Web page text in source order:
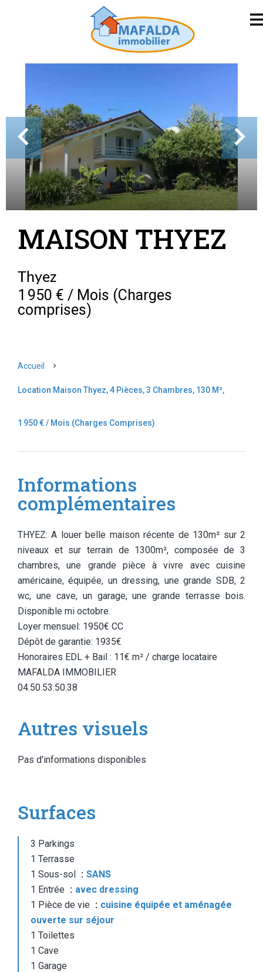
MAISON THYEZ
Thyez
1 950 € / Mois (Charges
comprises)
Accueil
Location Maison Thyez, 4 Pièces, 3 Chambres, 130 M²,
1 950 € / Mois (Charges Comprises)
Informations
complémentaires
THYEZ: A louer belle maison récente de 130m² sur 2
niveaux et sur terrain de 1300m², composée de 3
chambres, une grande pièce à vivre avec cuisine
américaine, équipée, un dressing, une grande SDB, 2
wc, une cave, un garage, une grande terrasse bois.
Disponible mi octobre.
Loyer mensuel: 1950€ CC
Dépôt de garantie: 1935€
Honoraires EDL + Bail : 11€ m² / charge locataire
MAFALDA IMMOBILIER
04.50.53.50.38
Autres visuels
Pas d'informations disponibles
Surfaces
3 Parkings
1 Terrasse
1 Sous-sol
SANS
1 Entrée
avec dressing
1 Pièce de vie
cuisine équipée et aménagée
ouverte sur séjour
1 Toilettes
1 Cave
1 Garage